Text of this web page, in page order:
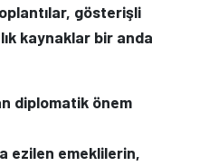
gösterişli
kaynaklar bir anda
diplomatik önem
ezilen emeklilerin,